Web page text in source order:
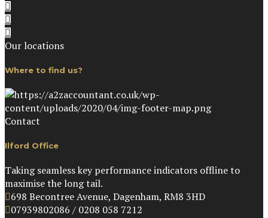
Our locations
Where to find us?
Contact
Ilford Office
Taking seamless key performance indicators offline to
maximise the long tail.
698 Becontree Avenue, Dagenham, RM8 3HD
07939802086 / 0208 058 7212